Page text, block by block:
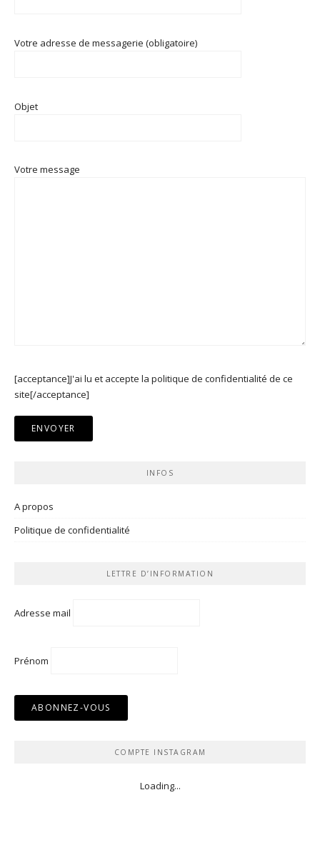
Votre adresse de messagerie (obligatoire)
Objet
Votre message
[acceptance]J'ai lu et accepte la politique de confidentialité de ce
site[/acceptance]
INFOS
A propos
Politique de confidentialité
LETTRE D’INFORMATION
Adresse mail
Prénom
COMPTE INSTAGRAM
Loading...